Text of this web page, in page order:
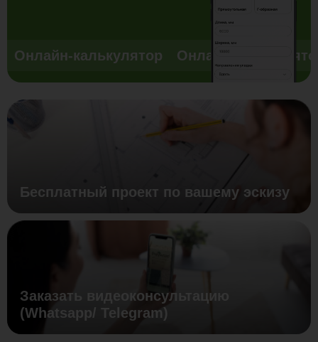
Онлайн-калькулятор Онлайн-
Бесплатный проект по вашему эскизу
Заказать видеоконсультацию
(Whatsapp/ Telegram)